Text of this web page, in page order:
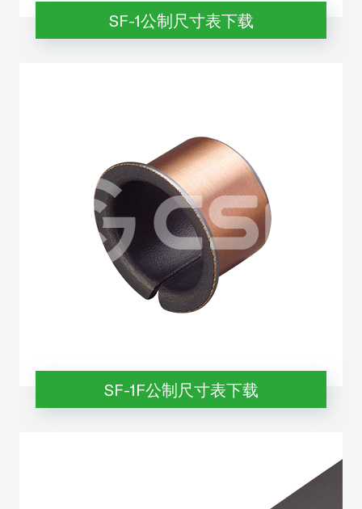
SF-1公制尺寸表下载
SF-1F公制尺寸表下载